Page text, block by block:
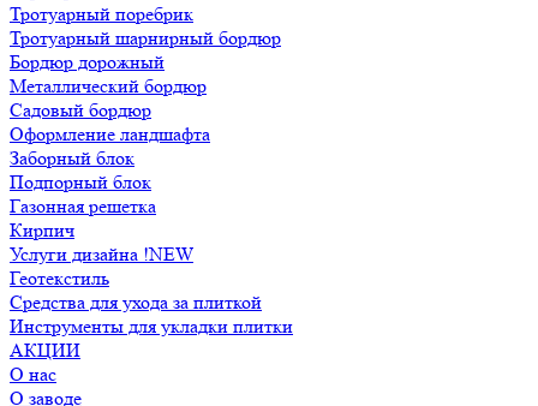
Тротуарный поребрик
Тротуарный шарнирный бордюр
Бордюр дорожный
Металлический бордюр
Садовый бордюр
Оформление ландшафта
Заборный блок
Подпорный блок
Газонная решетка
Кирпич
Услуги дизайна !NEW
Геотекстиль
Средства для ухода за плиткой
Инструменты для укладки плитки
АКЦИИ
О нас
О заводе